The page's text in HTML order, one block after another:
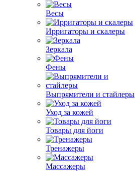
Весы
Ирригаторы и скалеры
Зеркала
Фены
Выпрямители и стайлеры
Уход за кожей
Товары для йоги
Тренажеры
Массажеры